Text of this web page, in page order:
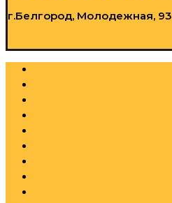
г.Белгород, Молодежная, 93